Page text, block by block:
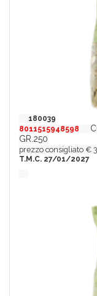
180039
8011515948598
GR.250
prezzo consigliato €
T.M.C. 27/01/2027